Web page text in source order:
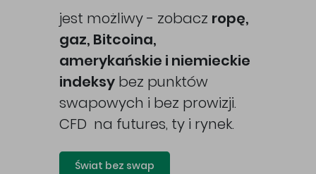
jest możliwy - zobacz ropę,
gaz, Bitcoina,
amerykańskie i niemieckie
indeksy bez punktów
swapowych i bez prowizji.
CFD na futures, ty i rynek.
Świat bez swap